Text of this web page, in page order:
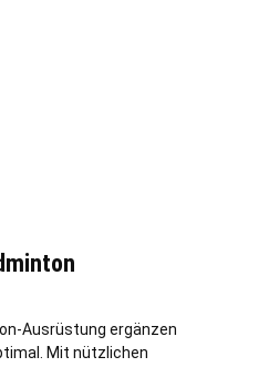
Ausrüstung ergänzen
Mit nützlichen